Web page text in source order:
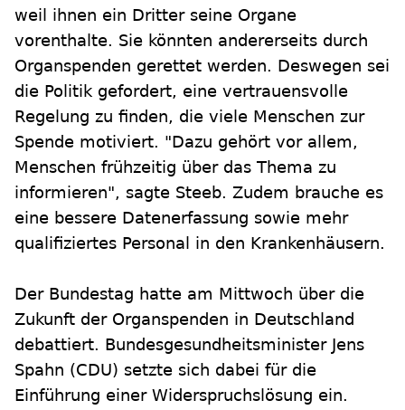
weil ihnen ein Dritter seine Organe
vorenthalte. Sie könnten andererseits durch
Organspenden gerettet werden. Deswegen sei
die Politik gefordert, eine vertrauensvolle
Regelung zu finden, die viele Menschen zur
Spende motiviert. "Dazu gehört vor allem,
Menschen frühzeitig über das Thema zu
informieren", sagte Steeb. Zudem brauche es
eine bessere Datenerfassung sowie mehr
qualifiziertes Personal in den Krankenhäusern.
Der Bundestag hatte am Mittwoch über die
Zukunft der Organspenden in Deutschland
debattiert. Bundesgesundheitsminister Jens
Spahn (CDU) setzte sich dabei für die
Einführung einer Widerspruchslösung ein.